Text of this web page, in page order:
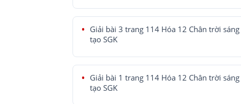
Giải bài 3 trang 114 Hóa 12 Chân trời sáng
tạo SGK
Giải bài 1 trang 114 Hóa 12 Chân trời sáng
tạo SGK